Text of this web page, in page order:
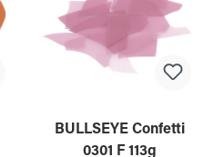
BULLSEYE Confetti
0301 F 113g